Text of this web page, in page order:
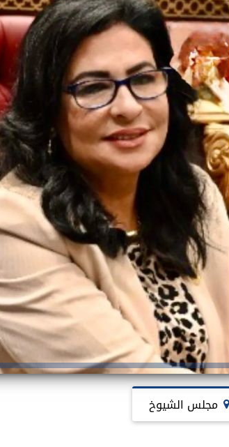
مجلس الشيوخ
والحنجرة ينجح في استئصال ورم خبيث
من... الجامعة...